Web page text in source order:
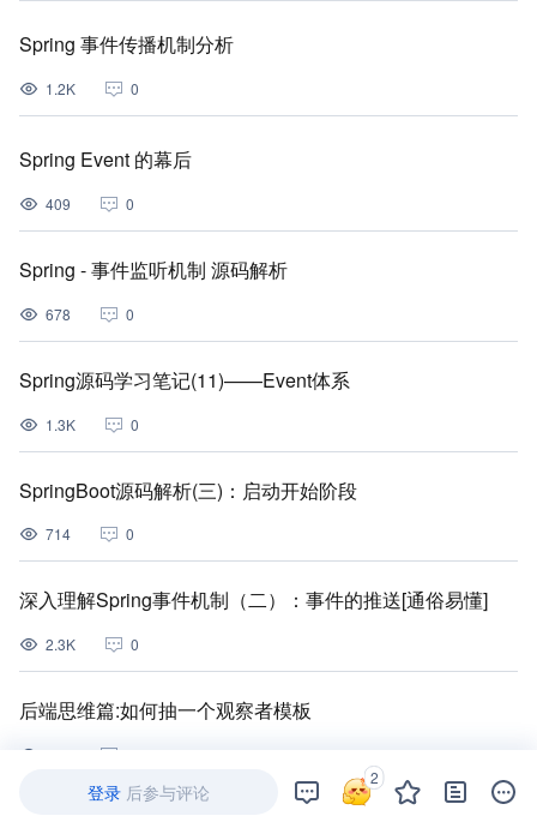
Spring 事件传播机制分析
1.2K 0
Spring Event 的幕后
409 0
Spring - 事件监听机制 源码解析
678 0
Spring源码学习笔记(11)——Event体系
1.3K 0
SpringBoot源码解析(三)：启动开始阶段
714 0
深入理解Spring事件机制（二）：事件的推送[通俗易懂]
2.3K 0
后端思维篇:如何抽一个观察者模板
登录 后参与评论
2